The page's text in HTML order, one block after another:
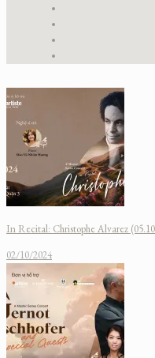
In Recital: Christophe Alvarez
02/10/2024